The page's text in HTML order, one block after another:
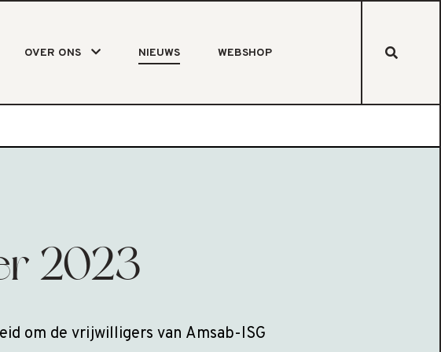
OVER ONS NIEUWS WEBSHOP
2023
om de vrijwilligers van Amsab-ISG